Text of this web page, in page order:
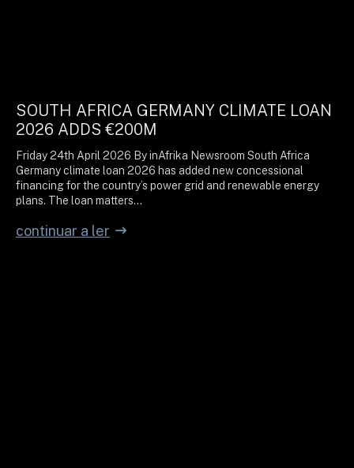
SOUTH AFRICA GERMANY CLIMATE LOAN
2026 ADDS €200M
Friday 24th April 2026 By inAfrika Newsroom South Africa
Germany climate loan 2026 has added new concessional
financing for the country’s power grid and renewable energy
plans. The loan matters…
continuar a ler